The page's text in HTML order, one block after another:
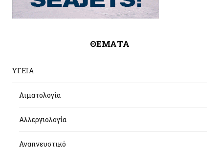
ΘΕΜΑΤΑ
ΥΓΕΙΑ
Αιματολογία
Αλλεργιολογία
Αναπνευστικό